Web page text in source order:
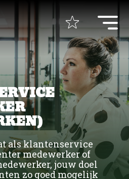
+
+
als klantenservice
medewerker of
jouw doel
zo goed mogelijk